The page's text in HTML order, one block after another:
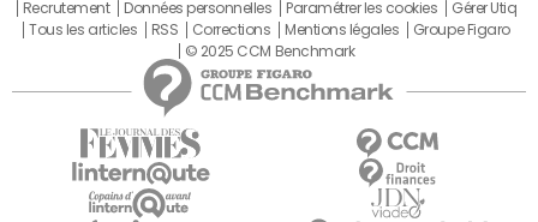
Recrutement
Données personnelles Paramétrer les cookies
Gérer Utiq
Tous les articles
RSS Corrections Mentions légales
Groupe Figaro
© 2025 CCM Benchmark